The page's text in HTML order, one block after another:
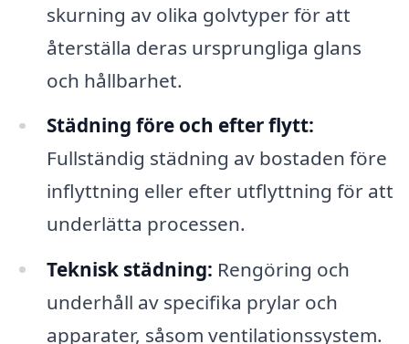
skurning av olika golvtyper för att
återställa deras ursprungliga glans
och hållbarhet.
Städning före och efter flytt:
Fullständig städning av bostaden före
inflyttning eller efter utflyttning för att
underlätta processen.
Teknisk städning: Rengöring och
underhåll av specifika prylar och
apparater, såsom ventilationssystem.